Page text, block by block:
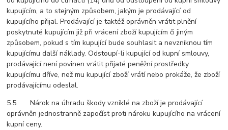
kupujícím, a to stejným způsobem, jakým je prodávající od
kupujícího přijal. Prodávající je taktéž oprávněn vrátit plnění
poskytnuté kupujícím již při vrácení zboží kupujícím či jiným
způsobem, pokud s tím kupující bude souhlasit a nevzniknou tím
kupujícímu další náklady. Odstoupí-li kupující od kupní smlouvy,
prodávající není povinen vrátit přijaté peněžní prostředky
kupujícímu dříve, než mu kupující zboží vrátí nebo prokáže, že zboží
prodávajícímu odeslal.
5.5. Nárok na úhradu škody vzniklé na zboží je prodávající
oprávněn jednostranně započíst proti nároku kupujícího na vrácení
kupní ceny.